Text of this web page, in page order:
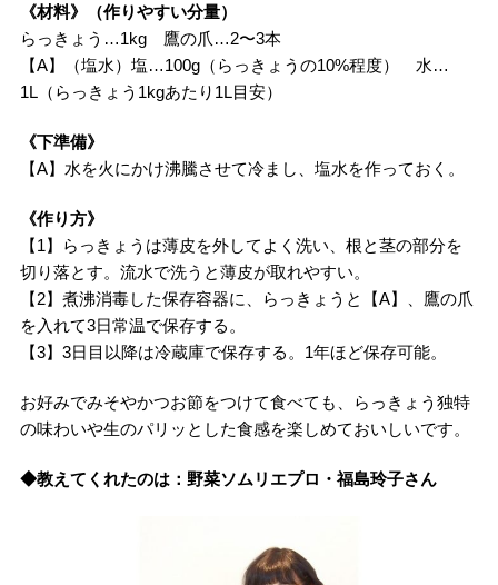
《材料》（作りやすい分量）
らっきょう…1kg 鷹の爪…2〜3本
【A】（塩水）塩…100g（らっきょうの10%程度） 水…
1L（らっきょう1kgあたり1L目安）
《下準備》
【A】水を火にかけ沸騰させて冷まし、塩水を作っておく。
《作り方》
【1】らっきょうは薄皮を外してよく洗い、根と茎の部分を
切り落とす。流水で洗うと薄皮が取れやすい。
【2】煮沸消毒した保存容器に、らっきょうと【A】、鷹の爪
を入れて3日常温で保存する。
【3】3日目以降は冷蔵庫で保存する。1年ほど保存可能。
お好みでみそやかつお節をつけて食べても、らっきょう独特
の味わいや生のパリッとした食感を楽しめておいしいです。
◆教えてくれたのは：野菜ソムリエプロ・福島玲子さん